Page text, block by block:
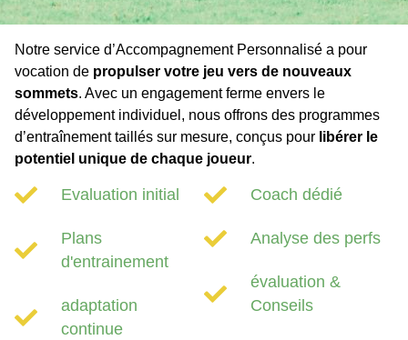
Notre service d’Accompagnement Personnalisé a pour
vocation de propulser votre jeu vers de nouveaux
sommets. Avec un engagement ferme envers le
développement individuel, nous offrons des programmes
d’entraînement taillés sur mesure, conçus pour libérer le
potentiel unique de chaque joueur.
Evaluation initial
Plans
d'entrainement
adaptation
continue
Coach dédié
Analyse des perfs
évaluation &
Conseils